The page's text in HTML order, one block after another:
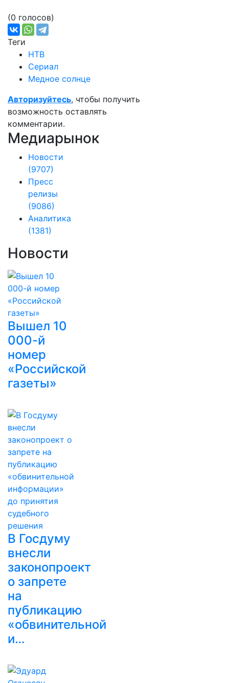
(0 голосов)
Теги
НТВ
Сериал
Медное солнце
Авторизуйтесь, чтобы получить
возможность оставлять
комментарии.
Медиарынок
Новости
(9707)
Пресс
релизы
(9086)
Аналитика
(1381)
Новости
Вышел 10
000-й
номер
«Российской
газеты»
В Госдуму
внесли
законопроект
о запрете
на
публикацию
«обвинительной
и…